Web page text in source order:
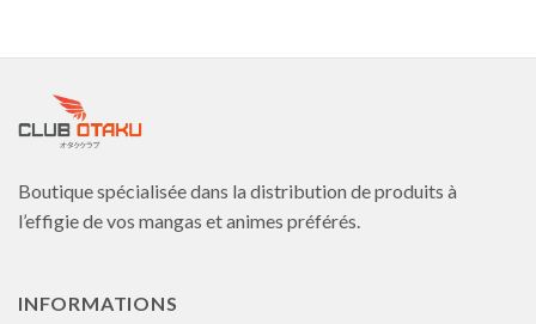
Les
être
sur
la
Les
sur
Boutique spécialisée dans la distribution de produits à
l’effigie de vos mangas et animes préférés.
INFORMATIONS